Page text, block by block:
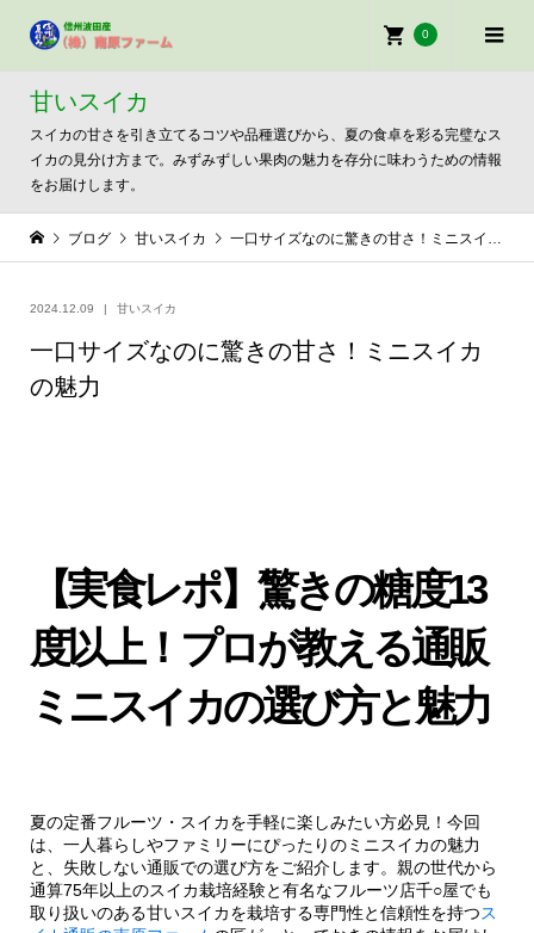
0
甘いスイカ
スイカの甘さを引き立てるコツや品種選びから、夏の食卓を彩る完璧なス
イカの見分け方まで。みずみずしい果肉の魅力を存分に味わうための情報
をお届けします。
ブログ 甘いスイカ 一口サイズなのに驚きの甘さ！ミニスイカの魅力
2024.12.09 甘いスイカ
一口サイズなのに驚きの甘さ！ミニスイカ
の魅力
【実食レポ】驚きの糖度13
度以上！プロが教える通販
ミニスイカの選び方と魅力
夏の定番フルーツ・スイカを手軽に楽しみたい方必見！今回
は、一人暮らしやファミリーにぴったりのミニスイカの魅力
と、失敗しない通販での選び方をご紹介します。親の世代から
通算75年以上のスイカ栽培経験と有名なフルーツ店千○屋でも
取り扱いのある甘いスイカを栽培する専門性と信頼性を持つス